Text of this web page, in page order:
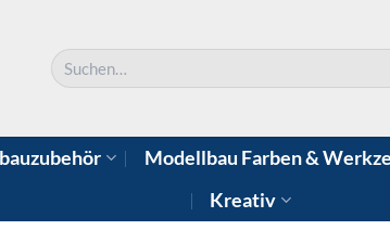
Suchen
nach:
Modellbau Farben &
Kreativ